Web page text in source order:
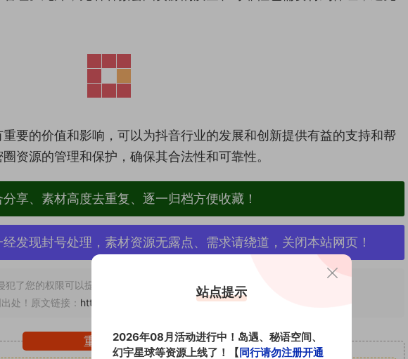
要的价值和影响，可以为抖音行业的发展和创新提供有益的支持和帮
资源的管理和保护，确保其合法性和可靠性。
享、素材高度去重复、逐一归档方便收藏！
发现封号处理，素材资源无露点、需求请绕道，关闭本站网页！
了您的权限可以提交工单处理。
处！原文链接： https://www.vmiba.com/292.html
重要声明
站点提示
2026年08月活动进行中！岛遇、秘语空间、
幻宇星球等资源上线了！【同行请勿注册开通